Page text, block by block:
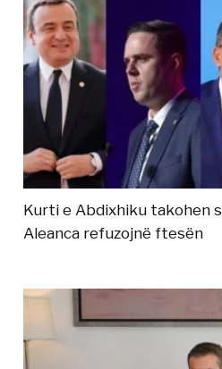
Kurti e Abdixhiku takohen
Aleanca refuzojnë ftesën